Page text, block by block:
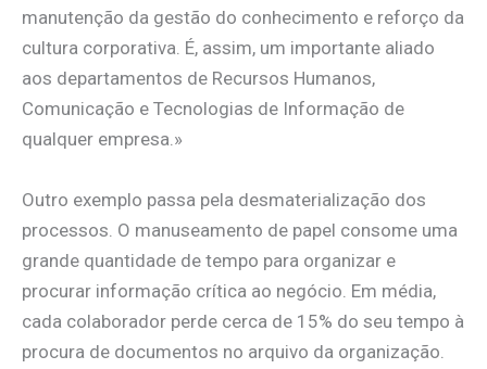
manutenção da gestão do conhecimento e reforço da
cultura corporativa. É, assim, um importante aliado
aos departamentos de Recursos Humanos,
Comunicação e Tecnologias de Informação de
qualquer empresa.»
Outro exemplo passa pela desmaterialização dos
processos. O manuseamento de papel consome uma
grande quantidade de tempo para organizar e
procurar informação crítica ao negócio. Em média,
cada colaborador perde cerca de 15% do seu tempo à
procura de documentos no arquivo da organização.